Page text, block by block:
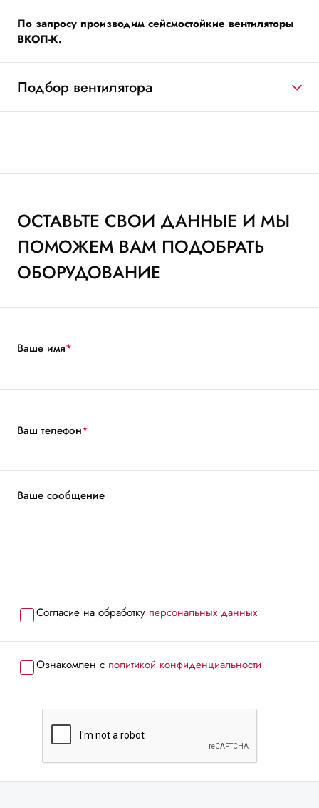
По запросу производим сейсмостойкие вентиляторы
ВКОП-К.
Подбор вентилятора
ОСТАВЬТЕ СВОИ ДАННЫЕ И МЫ
ПОМОЖЕМ ВАМ ПОДОБРАТЬ
ОБОРУДОВАНИЕ
Ваше имя*
Ваш телефон*
Ваше сообщение
Согласие на обработку персональных данных
Ознакомлен с политикой конфиденциальности